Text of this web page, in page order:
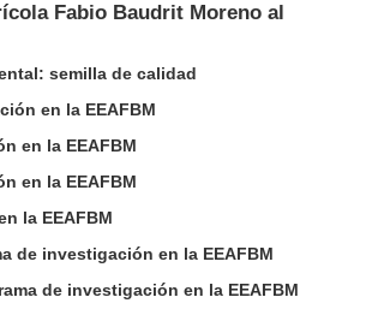
Fabio Baudrit Moreno al
semilla de calidad
en la EEAFBM
en la EEAFBM
en la EEAFBM
la EEAFBM
de investigación en la EEAFBM
de investigación en la EEAFBM